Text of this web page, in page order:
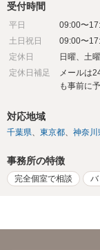
受付時間
平日
09:00〜
土日祝日
09:00〜
定休日
日曜、土
定休日補足
メールは
も事前に
対応地域
千葉県 東京都 神奈川
事務所の特徴
完全個室で相談 バ